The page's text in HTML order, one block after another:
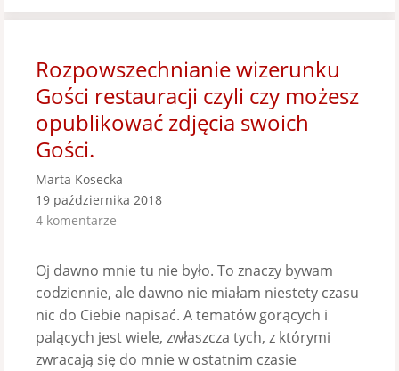
Rozpowszechnianie wizerunku
Gości restauracji czyli czy możesz
opublikować zdjęcia swoich
Gości.
Marta Kosecka
19 października 2018
4 komentarze
Oj dawno mnie tu nie było. To znaczy bywam
codziennie, ale dawno nie miałam niestety czasu
nic do Ciebie napisać. A tematów gorących i
palących jest wiele, zwłaszcza tych, z którymi
zwracają się do mnie w ostatnim czasie